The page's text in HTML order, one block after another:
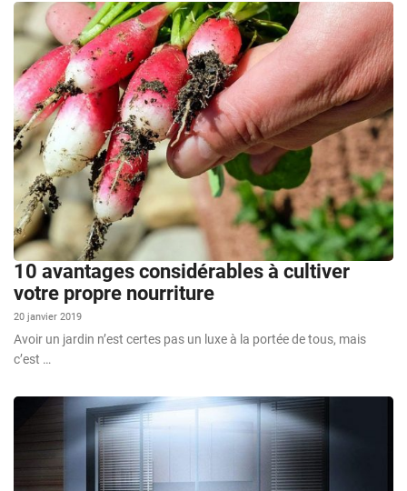
10 avantages considérables à cultiver
votre propre nourriture
20 janvier 2019
Avoir un jardin n’est certes pas un luxe à la portée de tous, mais
c’est …